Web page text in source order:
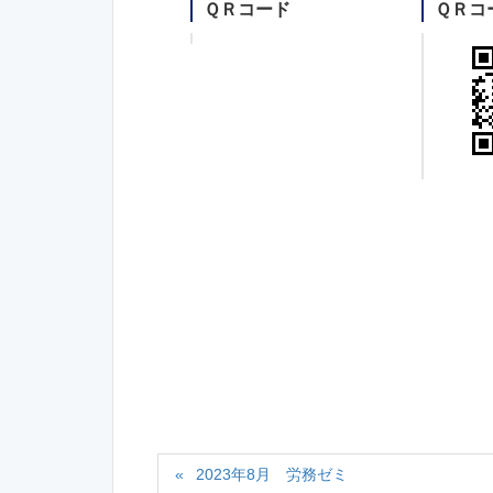
ＱＲコード ＱＲコ
2023年8月 労務ゼミ